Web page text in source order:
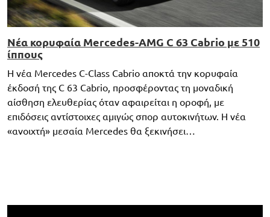
Νέα κορυφαία Mercedes-AMG C 63 Cabrio με 510
ίππους
Η νέα Mercedes C-Class Cabrio αποκτά την κορυφαία
έκδοσή της C 63 Cabrio, προσφέροντας τη μοναδική
αίσθηση ελευθερίας όταν αφαιρείται η οροφή, με
επιδόσεις αντίστοιχες αμιγώς σπορ αυτοκινήτων. Η νέα
«ανοιχτή» μεσαία Mercedes θα ξεκινήσει…